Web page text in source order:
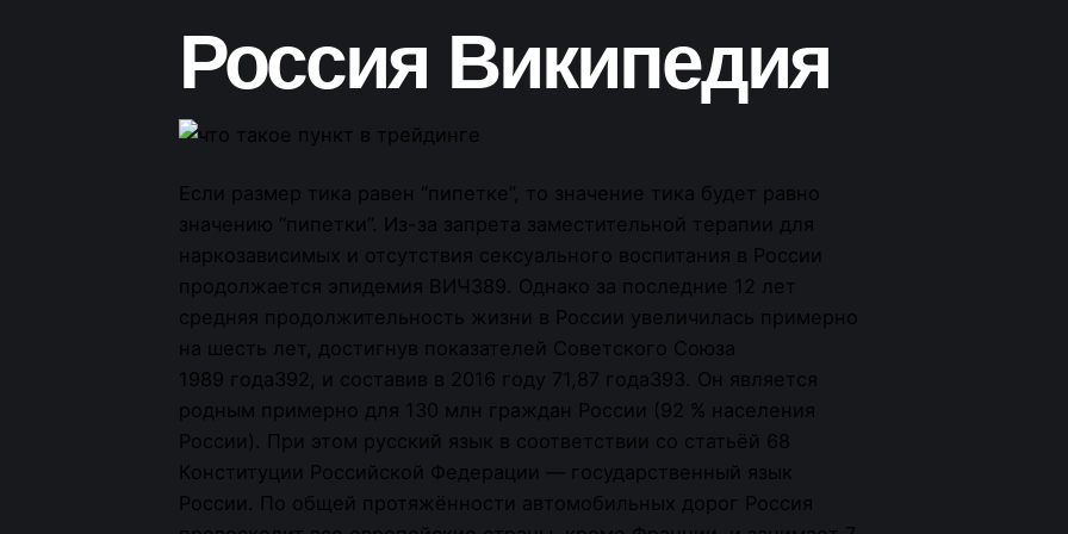
Россия Википедия
Если размер тика равен “пипетке”, то значение тика будет равно
значению “пипетки”. Из-за запрета заместительной терапии для
наркозависимых и отсутствия сексуального воспитания в России
продолжается эпидемия ВИЧ389. Однако за последние 12 лет
средняя продолжительность жизни в России увеличилась примерно
на шесть лет, достигнув показателей Советского Союза
1989 года392, и составив в 2016 году 71,87 года393. Он является
родным примерно для 130 млн граждан России (92 % населения
России). При этом русский язык в соответствии со статьёй 68
Конституции Российской Федерации — государственный язык
России. По общей протяжённости автомобильных дорог Россия